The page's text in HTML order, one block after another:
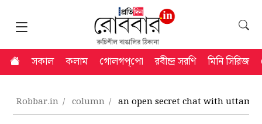
সকাল কলাম গোলগপ্‌পো রবীন্দ্র সরণি মিনি সিরিজ
Robbar.in column an open secret chat with uttam